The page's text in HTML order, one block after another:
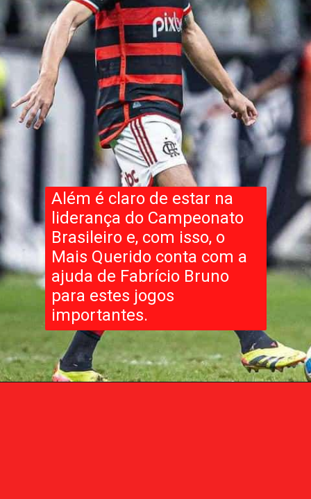
Além é claro de estar na
liderança do Campeonato
Brasileiro e, com isso, o
Mais Querido conta com a
ajuda de Fabrício Bruno
para estes jogos
importantes.